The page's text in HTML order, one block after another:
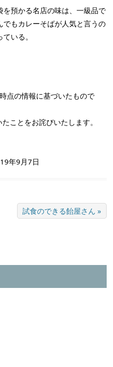
預かる名店の味は、一級品で
もカレーそばが人気と言うの
いる。
点の情報に基づいたもので
ことをお詫びいたします。
年9月7日
試食のできる飴屋さん »